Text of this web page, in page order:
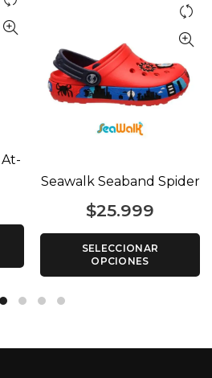
Seawalk Seaband Spider
$25.999
SELECCIONAR
OPCIONES